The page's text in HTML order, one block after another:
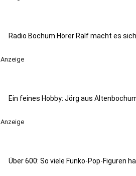
Radio Bochum Hörer Ralf macht es
Anzeige
Ein feines Hobby: Jörg aus
Anzeige
Über 600: So viele Funko-Pop-Figuren